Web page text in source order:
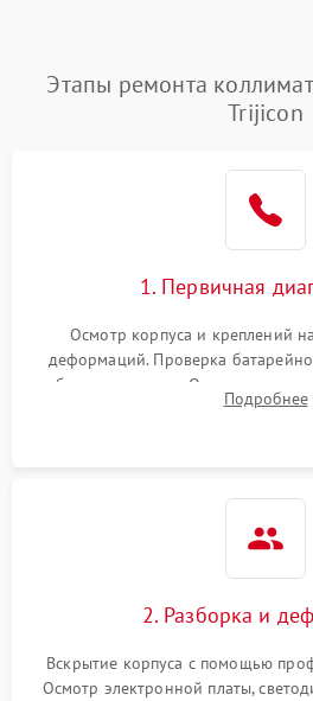
Этапы ремонта
Trijicon
1. Первичная
Осмотр корпуса и креплений
деформаций. Проверка
работы излучателя. Оценка
марки на разных режимах.
Подробнее
2. Разборка и
Вскрытие корпуса с помощью
Осмотр электронной платы,